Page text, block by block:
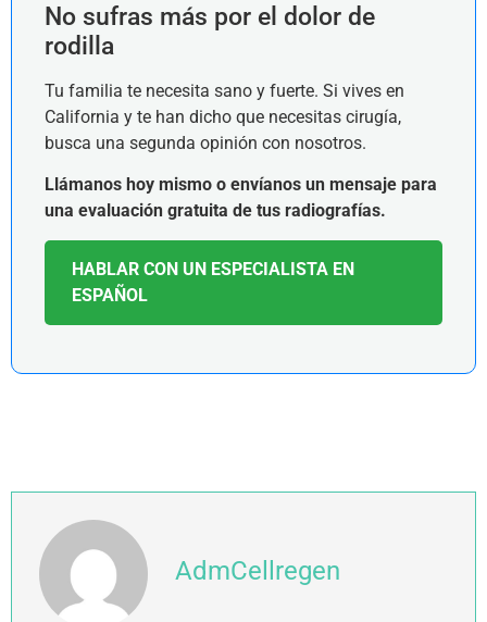
No sufras más por el dolor de
rodilla
Tu familia te necesita sano y fuerte. Si vives en
California y te han dicho que necesitas cirugía,
busca una segunda opinión con nosotros.
Llámanos hoy mismo o envíanos un mensaje para
una evaluación gratuita de tus radiografías.
HABLAR CON UN ESPECIALISTA EN
ESPAÑOL
AdmCellregen